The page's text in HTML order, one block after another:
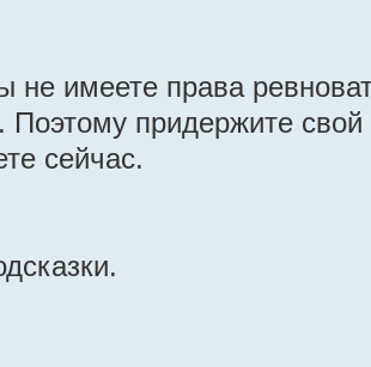
не имеете права
Поэтому придержите свой
сейчас.